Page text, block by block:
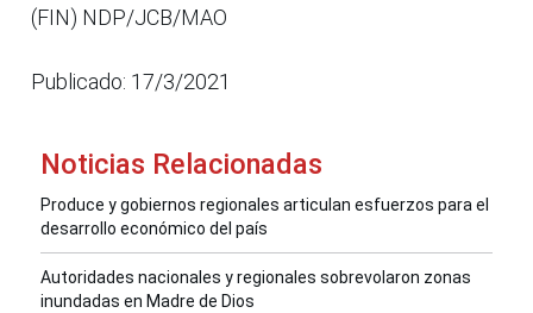
(FIN) NDP/JCB/MAO
Publicado: 17/3/2021
Noticias Relacionadas
Produce y gobiernos regionales articulan esfuerzos para el
desarrollo económico del país
Autoridades nacionales y regionales sobrevolaron zonas
inundadas en Madre de Dios